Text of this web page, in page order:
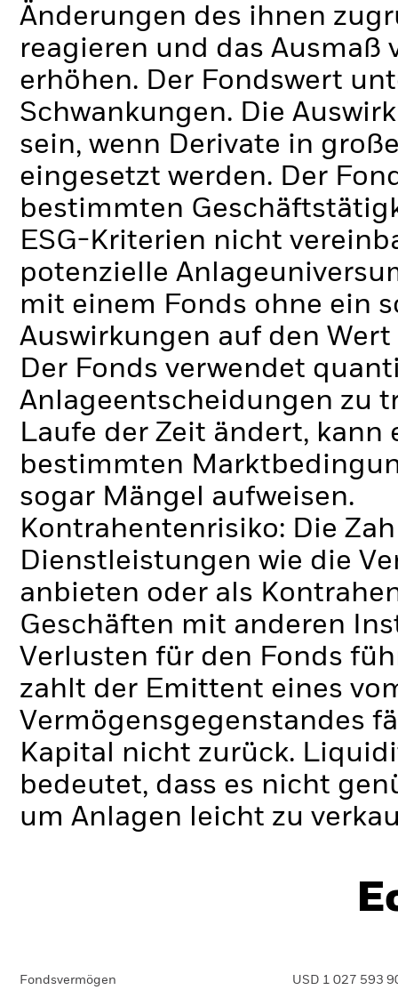
Änderungen des ihnen
reagieren und das Ausmaß
erhöhen. Der Fondswert
Schwankungen. Die
sein, wenn Derivate in
eingesetzt werden. Der
bestimmten
ESG-Kriterien nicht
potenzielle
mit einem Fonds ohne ein
Auswirkungen auf den
Der Fonds verwendet
Anlageentscheidungen zu
Laufe der Zeit ändert,
bestimmten
sogar Mängel aufweisen.
Kontrahentenrisiko: Die
Dienstleistungen wie die
anbieten oder als
Geschäften mit anderen
Verlusten für den Fonds
zahlt der Emittent eines
Vermögensgegenstandes
Kapital nicht zurück.
bedeutet, dass es nicht
um Anlagen leicht zu
Fondsvermögen USD 1 027 593